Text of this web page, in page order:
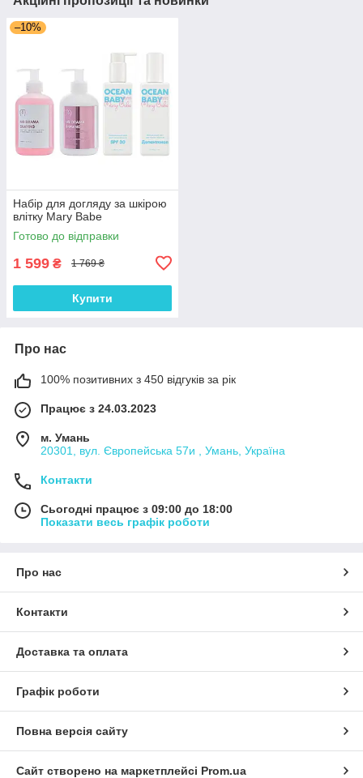
–10%
Набір для догляду за шкірою
влітку Mary Babe
Готово до відправки
1 599 ₴ 1 769 ₴
Купити
Про нас
100% позитивних з 450 відгуків за рік
Працює з 24.03.2023
м. Умань
20301, вул. Європейська 57и , Умань, Україна
Контакти
Сьогодні працює з 09:00 до 18:00
Показати весь графік роботи
Про нас
Контакти
Доставка та оплата
Графік роботи
Повна версія сайту
Сайт створено на маркетплейсі Prom.ua